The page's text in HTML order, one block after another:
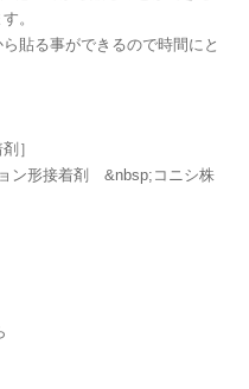
。
貼る事ができるので時間にと
］
ン形接着剤 &nbsp;コニシ株